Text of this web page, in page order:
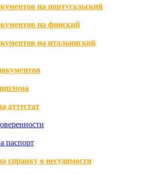
на португальский
на финский
на итальянский
аттестат
паспорт
справку о несудимости